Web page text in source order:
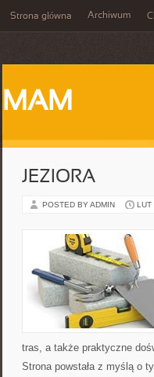
Strona główna Archiwum
MAM
JEZIORA
POSTED BY ADMIN LUT
tras, a także praktyczne
Strona powstała z myślą o